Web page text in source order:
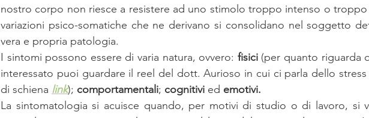
nostro corpo non riesce a resistere ad uno stimolo troppo intenso o
variazioni psico-somatiche che ne derivano si consolidano nel soggetto
vera e propria patologia.
I sintomi possono essere di varia natura, ovvero: fisici (per quanto riguarda
interessato puoi guardare il reel del dott. Aurioso in cui ci parla dello
di schiena link); comportamentali; cognitivi ed emotivi.
La sintomatologia si acuisce quando, per motivi di studio o di lavoro, si